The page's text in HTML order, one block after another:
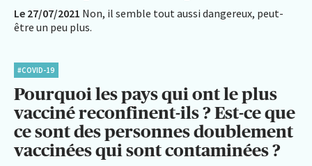
Le 27/07/2021 Non, il semble tout aussi dangereux, peut-
être un peu plus.
#COVID-19
Pourquoi les pays qui ont le plus
vacciné reconfinent-ils ? Est-ce que
ce sont des personnes doublement
vaccinées qui sont contaminées ?